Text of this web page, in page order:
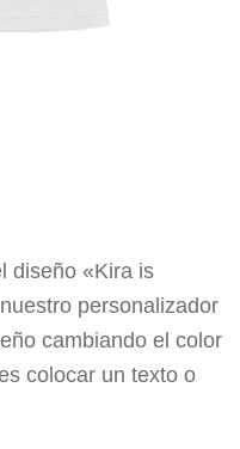
diseño «Kira is
personalizador
cambiando el color
colocar un texto o